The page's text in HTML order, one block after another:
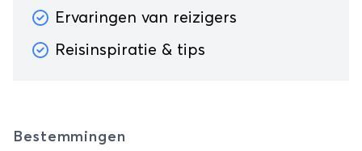
Ervaringen van reizigers
Reisinspiratie & tips
Bestemmingen